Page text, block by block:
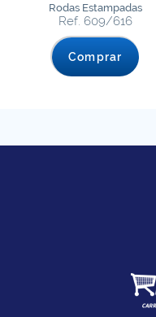
Rodas Estampadas
Ref. 609/616
Comprar